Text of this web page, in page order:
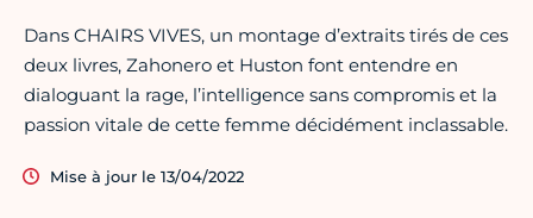
Dans CHAIRS VIVES, un montage d’extraits tirés de ces
deux livres, Zahonero et Huston font entendre en
dialoguant la rage, l’intelligence sans compromis et la
passion vitale de cette femme décidément inclassable.
Mise à jour le 13/04/2022